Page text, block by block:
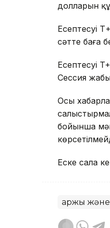
долларын
Есептесуі
сәтте баға
Есептесуі
Сессия
Осы
бойынша
Еске сала
Қаржы